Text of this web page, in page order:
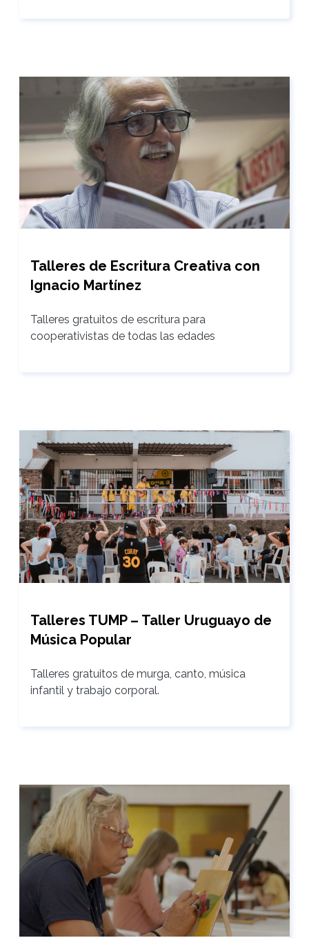
Talleres de Escritura Creativa con
Ignacio Martínez
Talleres gratuitos de escritura para
cooperativistas de todas las edades
Talleres TUMP – Taller Uruguayo de
Música Popular
Talleres gratuitos de murga, canto, música
infantil y trabajo corporal.